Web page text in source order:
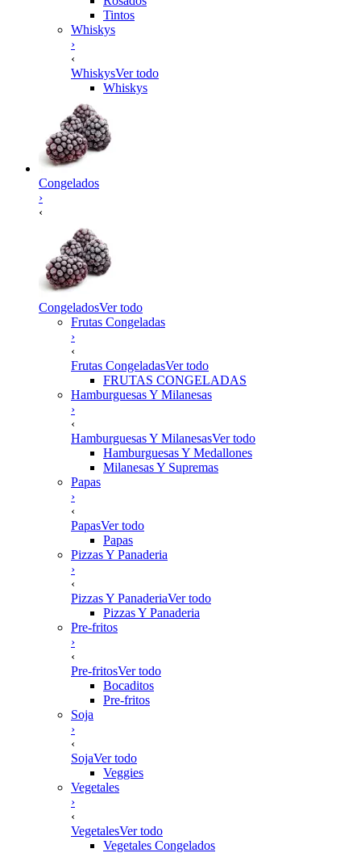
Tintos
Whiskys
›
‹
WhiskysVer todo
Whiskys
Congelados
›
‹
CongeladosVer todo
Frutas Congeladas
›
‹
Frutas CongeladasVer todo
FRUTAS CONGELADAS
Hamburguesas Y Milanesas
›
‹
Hamburguesas Y MilanesasVer todo
Hamburguesas Y Medallones
Milanesas Y Supremas
Papas
›
‹
PapasVer todo
Papas
Pizzas Y Panaderia
›
‹
Pizzas Y PanaderiaVer todo
Pizzas Y Panaderia
Pre-fritos
›
‹
Pre-fritosVer todo
Bocaditos
Pre-fritos
Soja
›
‹
SojaVer todo
Veggies
Vegetales
›
‹
VegetalesVer todo
Vegetales Congelados